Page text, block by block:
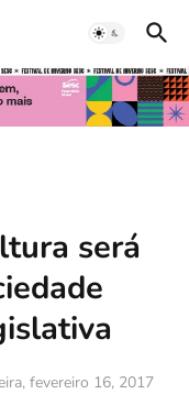
será
fevereiro 16, 2017